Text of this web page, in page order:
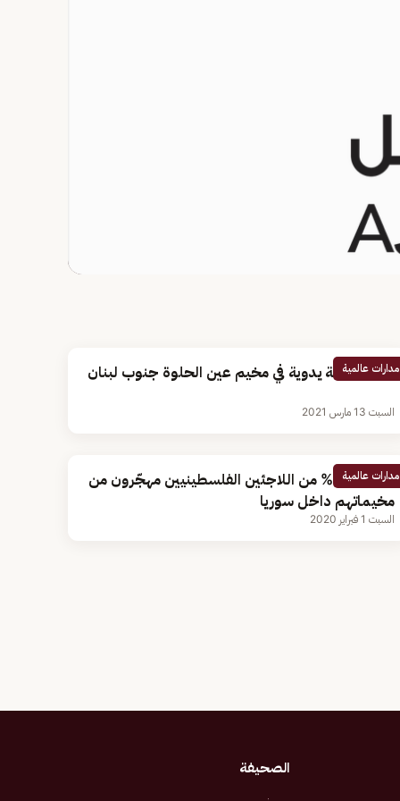
مدارات عالمية
انفجار قنبلة يدوية في مخيم عين الحلوة جنوب لبنان
السبت 13 مارس 2021
مدارات عالمية
أونروا: 40% من اللاجئين الفلسطينيين مهجّرون من
مخيماتهم داخل سوريا
السبت 1 فبراير 2020
الصحيفة